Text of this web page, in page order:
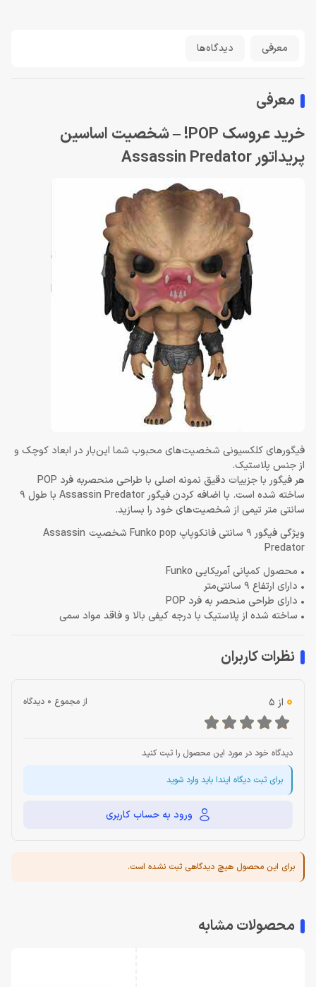
معرفی دیدگاه‌ها
معرفی
خرید عروسک POP! – شخصیت اساسین
پریداتور Assassin Predator
فیگور‌های کلکسیونی شخصیت‌های محبوب شما این‌بار در ابعاد کوچک و
از جنس پلاستیک.
هر فیگور با جزییات دقیق نمونه اصلی با طراحی منحصربه فرد POP
ساخته شده است. با اضافه کردن فیگور Assassin Predator با طول 9
سانتی متر تیمی از شخصیت‌های خود را بسازید.
ویژگی فیگور 9 سانتی فانکوپاپ Funko pop شخصیت Assassin
Predator
• محصول کمپانی آمریکایی Funko
• دارای ارتفاع 9 سانتی‌متر
• دارای طراحی منحصر به فرد POP
• ساخته شده از پلاستیک با درجه کیفی بالا و فاقد مواد سمی
نظرات کاربران
0 از 5 از مجموع 0 دیدگاه
دیدگاه خود در مورد این محصول را ثبت کنید
برای ثبت دیگاه ایندا باید وارد شوید
ورود به حساب کاربری
برای این محصول هیچ دیدگاهی ثبت نشده است.
محصولات مشابه